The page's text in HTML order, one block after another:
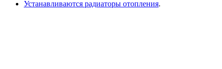
Устанавливаются радиаторы отопления.